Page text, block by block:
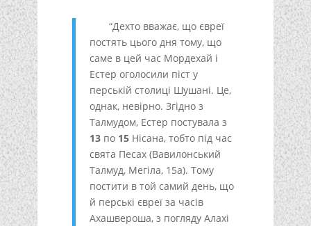
“Дехто вважає, що євреї
постять цього дня тому, що
саме в цей час Мордехай і
Естер оголосили піст у
перській столиці Шушані. Це,
однак, невірно. Згідно з
Талмудом, Естер постувала з
13по 15Нісана, тобто під час
свята Песах (Вавилонський
Талмуд, Мегіла, 15а). Тому
постити в той самий день, що
й перські євреї за часів
Ахашвероша, з погляду Алахі